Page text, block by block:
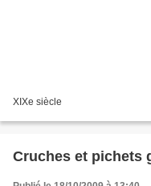
XIXe siècle
Cruches et pichets